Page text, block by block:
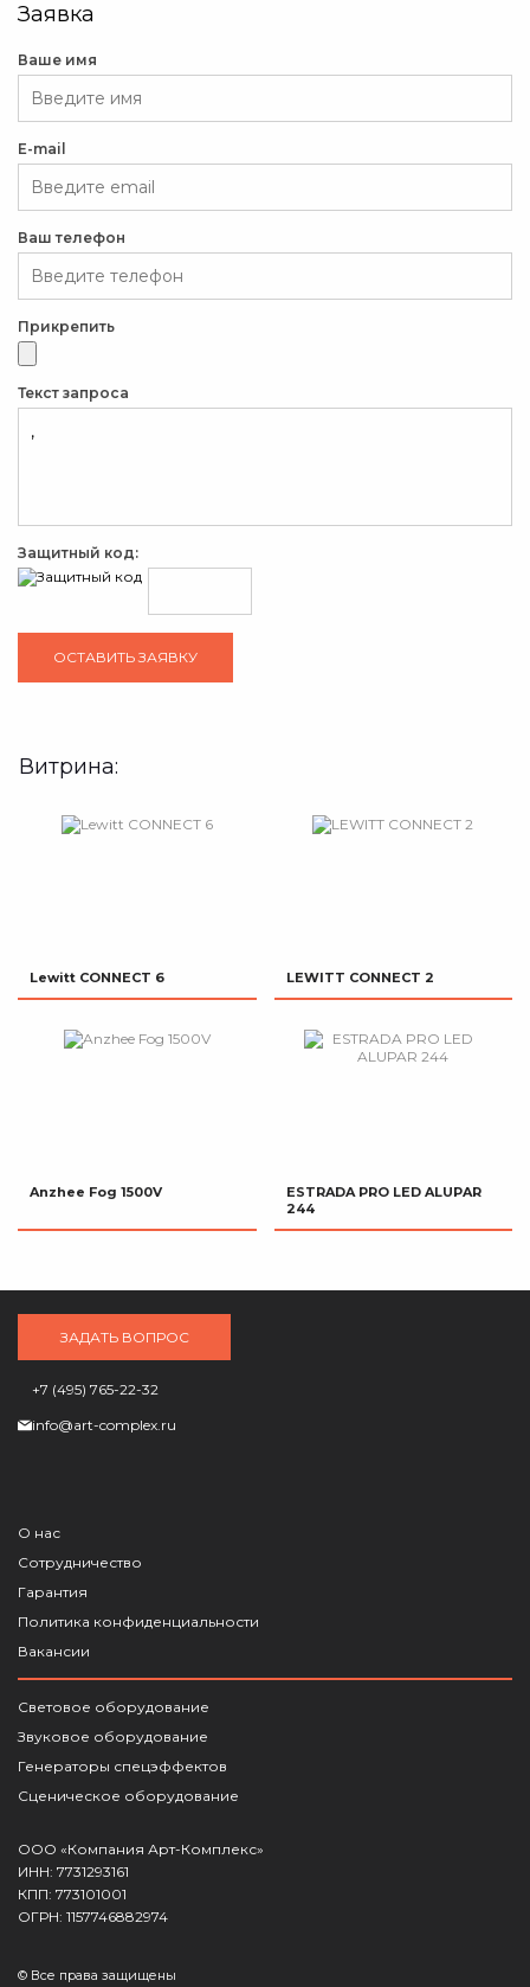
Заявка
Ваше имя
E-mail
Ваш телефон
Прикрепить
Текст запроса
Защитный код:
Витрина:
Lewitt CONNECT 6 LEWITT CONNECT 2
Anzhee Fog 1500V
ESTRADA PRO LED ALUPAR
244
ЗАДАТЬ ВОПРОС
+7 (495) 765-22-32
info@art-complex.ru
О нас
Сотрудничество
Гарантия
Политика конфиденциальности
Вакансии
Световое оборудование
Звуковое оборудование
Генераторы спецэффектов
Сценическое оборудование
ООО «Компания Арт-Комплекс»
ИНН: 7731293161
КПП: 773101001
ОГРН: 1157746882974
© Все права защищены